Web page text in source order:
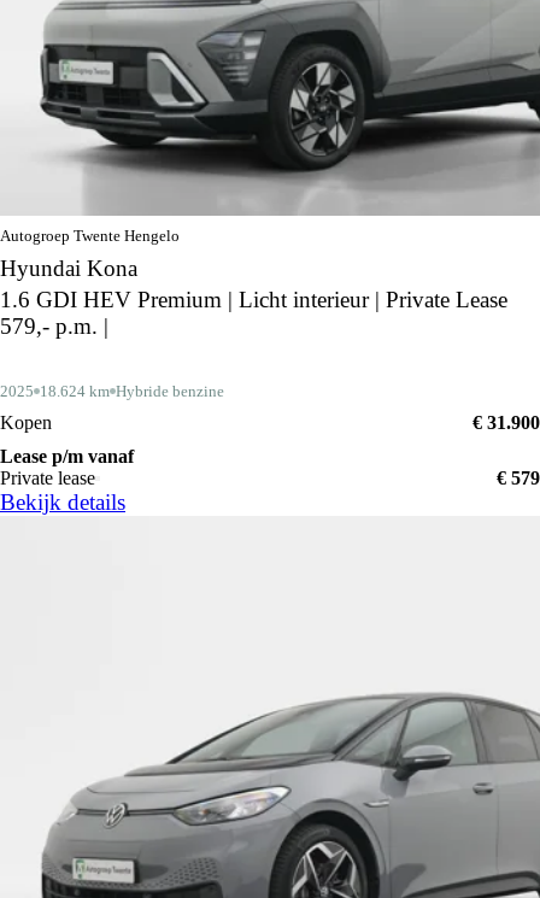
Autogroep Twente Hengelo
Hyundai Kona
1.6 GDI HEV Premium | Licht interieur | Private Lease
579,- p.m. |
2025 18.624 km Hybride benzine
Kopen
€ 31.900
Lease p/m vanaf
Private lease
€ 579
Bekijk details